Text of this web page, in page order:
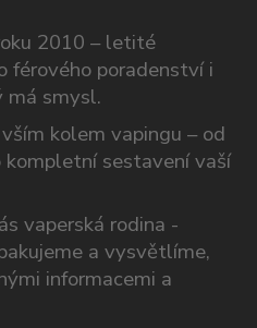
2010 – letité
férového poradenství i
má smysl.
kolem vapingu – od
sestavení vaší
vaperská rodina -
a vysvětlíme,
informacemi a